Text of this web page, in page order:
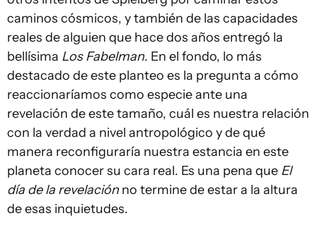
caminos cósmicos, y también de las capacidades
reales de alguien que hace dos años entregó la
bellísima Los Fabelman. En el fondo, lo más
destacado de este planteo es la pregunta a cómo
reaccionaríamos como especie ante una
revelación de este tamaño, cuál es nuestra relación
con la verdad a nivel antropológico y de qué
manera reconfiguraría nuestra estancia en este
planeta conocer su cara real. Es una pena que El
día de la revelaciónno termine de estar a la altura
de esas inquietudes.